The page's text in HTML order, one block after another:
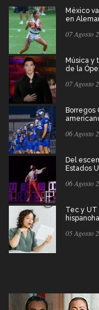
México
en
07 Agosto
Música y
de la
07 Agosto
Borregos
06 Agosto
Del
Estados
06 Agosto
Tec y UT
05 Agosto